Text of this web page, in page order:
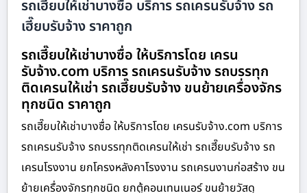
รถเฮี๊ยบให้เช่าบางซื่อ บริการ รถเครนรับจ้าง รถ
เฮี๊ยบรับจ้าง ราคาถูก
รถเฮี๊ยบให้เช่าบางซื่อ ให้บริการโดย เครน
รับจ้าง.com บริการ รถเครนรับจ้าง รถบรรทุก
ติดเครนให้เช่า รถเฮี๊ยบรับจ้าง ขนย้ายเครื่องจักร
ทุกชนิด ราคาถูก
รถเฮี๊ยบให้เช่าบางซื่อ ให้บริการโดย เครนรับจ้าง.com บริการ
รถเครนรับจ้าง รถบรรทุกติดเครนให้เช่า รถเฮี๊ยบรับจ้าง รถ
เครนโรงงาน ยกโครงหลังคาโรงงาน รถเครนงานก่อสร้าง ขน
ย้ายเครื่องจักรทุกชนิด ยกตู้คอนเทนเนอร์ ขนย้ายวัสดุ